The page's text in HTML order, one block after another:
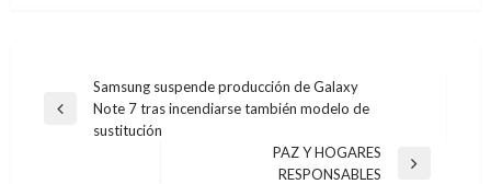
Navegación
de
Entrada
Samsung suspende producción de Galaxy
Note 7 tras incendiarse también modelo de
sustitución
PAZ Y HOGARES
RESPONSABLES